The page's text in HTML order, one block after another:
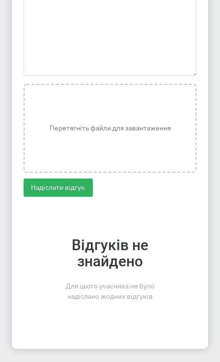
Перетягніть файли для завантаження
Надіслати відгук
Відгуків не
знайдено
Для цього учасника не було
надіслано жодних відгуків